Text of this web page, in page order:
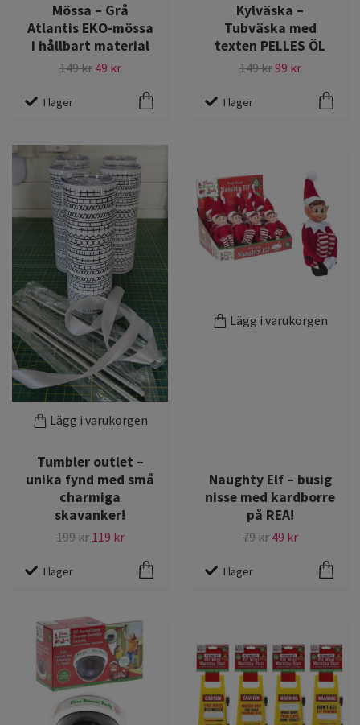
Mössa – Grå
Atlantis EKO-mössa
i hållbart material
149 kr 49 kr
I lager
Kylväska –
Tubväska med
texten PELLES ÖL
149 kr99 kr
I lager
Lägg i varukorgen
Tumbler outlet –
unika fynd med små
charmiga
skavanker!
199 kr 119 kr
I lager
Lägg i varukorgen
Naughty Elf – busig
nisse med kardborre
på REA!
79 kr 49 kr
I lager